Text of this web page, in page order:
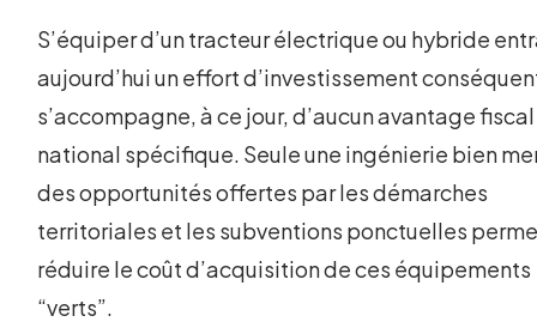
S’équiper d’un tracteur électrique ou hybride
aujourd’hui un effort d’investissement
s’accompagne, à ce jour, d’aucun avantage fiscal
national spécifique. Seule une ingénierie bien
des opportunités offertes par les démarches
territoriales et les subventions ponctuelles
réduire le coût d’acquisition de ces équipements
“verts”.